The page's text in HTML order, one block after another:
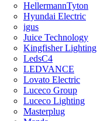
HellermannTyton
Hyundai Electric
igus
Juice Technology
Kingfisher Lighting
LedsC4
LEDVANCE
Lovato Electric
Luceco Group
Luceco Lighting
Masterplug